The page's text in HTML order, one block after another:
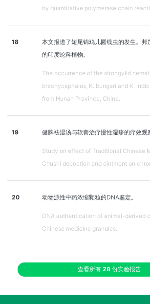
by quantitative polymerase chain
18
本文报道了短尾锦鸡儿圆线虫的发生。邦
的印度蛇科植物。
The occurrence of the strongylid
brachycephalus, K. bungari and K.
from Hunan Province, China.
19 健脾祛湿汤与软膏治疗慢性湿疹的疗效观
Study on effect of Traditional Chinese
Chushi decoction and ointment on
20 动物源性中药浓缩颗粒的DNA鉴定。
DNA authentication of animal-derived
Chinese medicine granules.
查看所有 28 份实验报告